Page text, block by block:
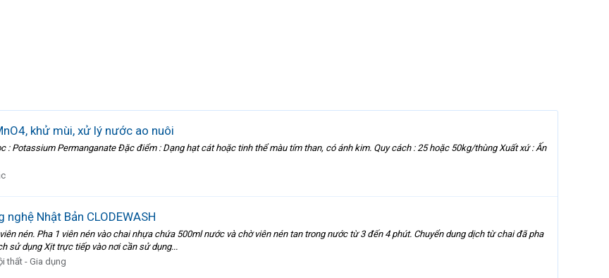
khử mùi, xử lý nước ao nuôi
: Potassium Permanganate Đặc điểm : Dạng hạt cát hoặc tinh thể màu tím than, có ánh kim. Quy cách : 25 hoặc 50kg/thùng Xuất xứ : Ấn
Nhật Bản CLODEWASH
nén. Pha 1 viên nén vào chai nhựa chứa 500ml nước và chờ viên nén tan trong nước từ 3 đến 4 phút. Chuyển dung dịch từ chai đã pha
sử dụng Xịt trực tiếp vào nơi cần sử dụng...
thất - Gia dụng